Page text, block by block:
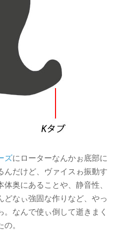
ズにローターなんかぉ底部に
んだけど、ヴァイスゎ振動す
奥にあることや、静音性、
どなぃ強固な作りなど、やっ
なんで使ぃ倒して逝きまく
。